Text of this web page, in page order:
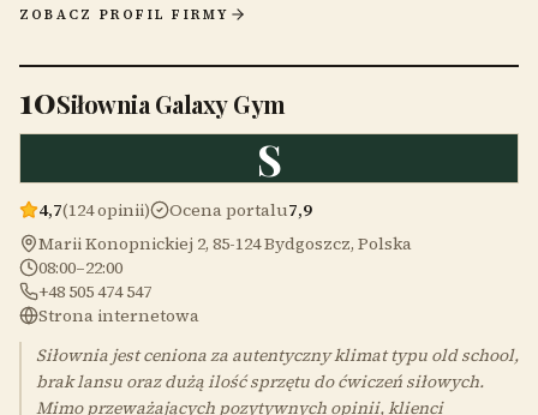
ZOBACZ PROFIL FIRMY
10Siłownia Galaxy Gym
S
4,7(124 opinii) Ocena portalu7,9
Marii Konopnickiej 2, 85-124 Bydgoszcz, Polska
08:00–22:00
+48 505 474 547
Strona internetowa
Siłownia jest ceniona za autentyczny klimat typu old school,
brak lansu oraz dużą ilość sprzętu do ćwiczeń siłowych.
Mimo przeważających pozytywnych opinii, klienci